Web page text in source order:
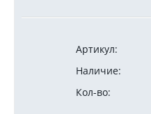
Артикул:
Наличие:
Кол-во: